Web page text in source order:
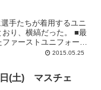
手たちが着用するユニ
、横縞だった。 ■最
ァーストユニフォー
2015.05.25
(土) マスチェ